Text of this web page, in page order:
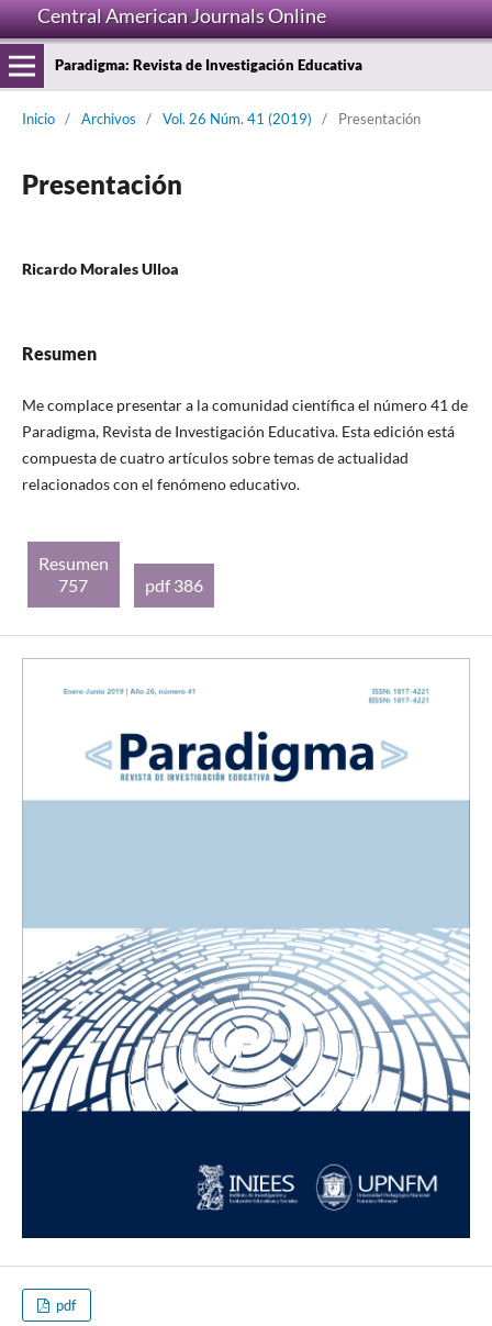
Central American Journals Online
Paradigma: Revista de Investigación Educativa
Inicio / Archivos / Vol. 26 Núm. 41 (2019) / Presentación
Presentación
Ricardo Morales Ulloa
Resumen
Me complace presentar a la comunidad científica el número 41 de
Paradigma, Revista de Investigación Educativa. Esta edición está
compuesta de cuatro artículos sobre temas de actualidad
relacionados con el fenómeno educativo.
Resumen
757
pdf 386
pdf